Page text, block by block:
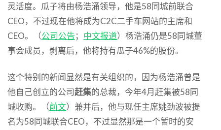
灵活度。瓜子将由杨浩涌领导，他是58同城前联合
CEO，不过现在他将成为C2C二手车网站的主席和
CEO。（公司公告； 中文报道）杨浩涌仍是58同城董
事会成员，剥离后，他将持有瓜子46%的股份。
这个特别的新闻显然是有关组织的，因为杨浩涌曾是
他自己创立的公司赶集的总裁，今年4月赶集被58同
城收购。（前文）兼并后，他与现任主席姚劲波被提
名为58同城联合CEO，不过显然那是一个暂时的安